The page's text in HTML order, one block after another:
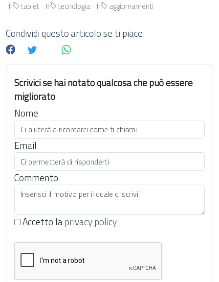
tablet tecnologia aggiornamenti
Condividi questo articolo se ti piace.
Scrivici se hai notato qualcosa che può essere
migliorato
Nome
Email
Commento
Accetto laprivacy policy